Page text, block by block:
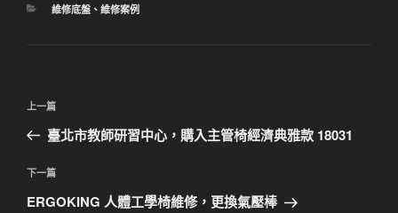
分
維修底盤、 維修案例
文
導
覽
上
一
文
章
上一篇
臺北市教師研習中心，購入主管椅經濟典雅款 18031
下
一
下一篇
ERGOKING 人體工學椅維修，更換氣壓棒